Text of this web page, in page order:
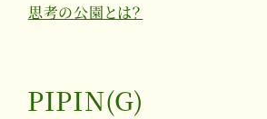
思考の公園とは？
PIPIN(G)